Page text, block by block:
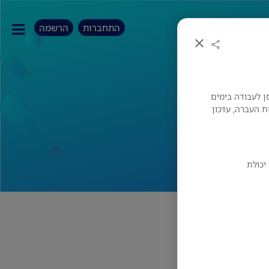
לעבודה בימים
העברה, עדכון
התחברות הרשמה